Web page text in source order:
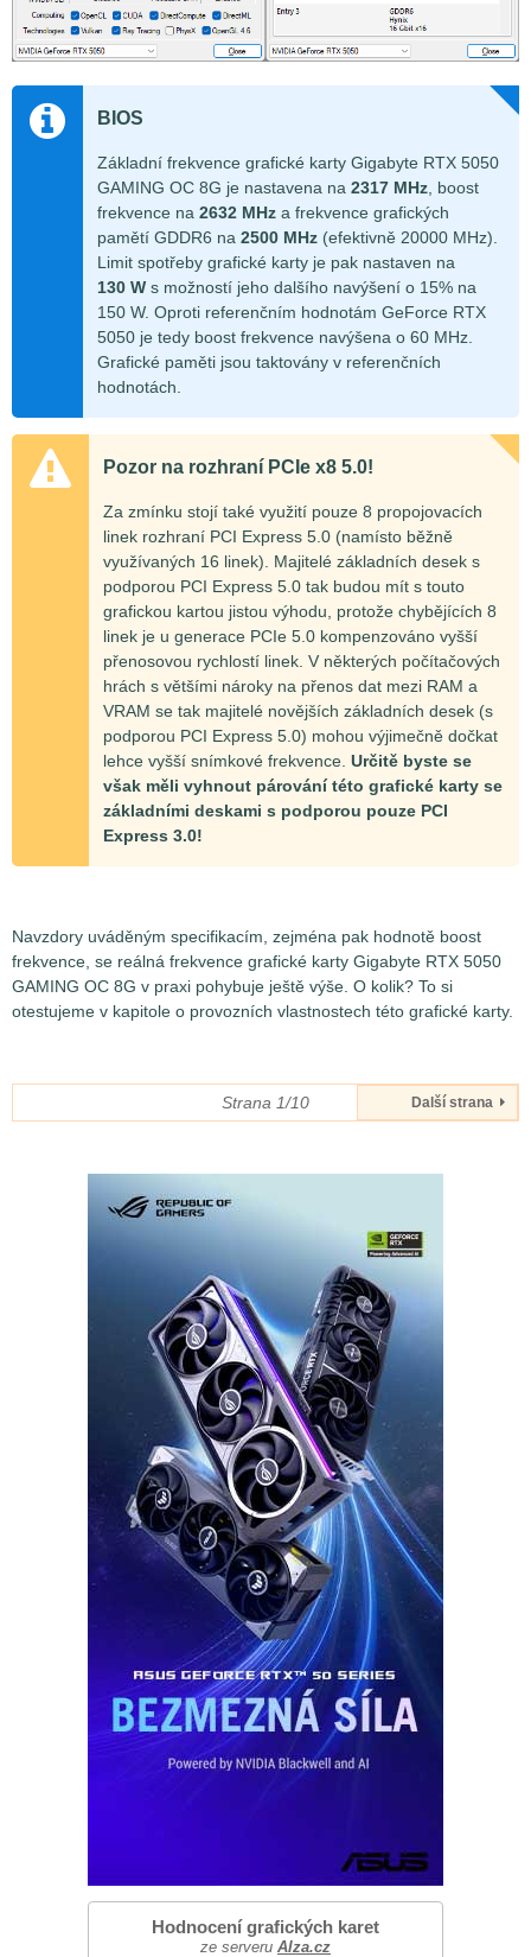
BIOS
Základní frekvence grafické karty Gigabyte RTX 5050
GAMING OC 8G je nastavena na 2317 MHz , boost
frekvence na 2632 MHz a frekvence grafických
pamětí GDDR6 na 2500 MHz (efektivně 20000 MHz).
Limit spotřeby grafické karty je pak nastaven na
130 W s možností jeho dalšího navýšení o 15% na
150 W. Oproti referenčním hodnotám GeForce RTX
5050 je tedy boost frekvence navýšena o 60 MHz.
Grafické paměti jsou taktovány v referenčních
hodnotách.
Pozor na rozhraní PCIe x8 5.0!
Za zmínku stojí také využití pouze 8 propojovacích
linek rozhraní PCI Express 5.0 (namísto běžně
využívaných 16 linek). Majitelé základních desek s
podporou PCI Express 5.0 tak budou mít s touto
grafickou kartou jistou výhodu, protože chybějících 8
linek je u generace PCIe 5.0 kompenzováno vyšší
přenosovou rychlostí linek. V některých počítačových
hrách s většími nároky na přenos dat mezi RAM a
VRAM se tak majitelé novějších základních desek (s
podporou PCI Express 5.0) mohou výjimečně dočkat
lehce vyšší snímkové frekvence. Určitě byste se
však měli vyhnout párování této grafické karty se
základními deskami s podporou pouze PCI
Express 3.0!
Navzdory uváděným specifikacím, zejména pak hodnotě boost
frekvence, se reálná frekvence grafické karty Gigabyte RTX 5050
GAMING OC 8G v praxi pohybuje ještě výše. O kolik? To si
otestujeme v kapitole o provozních vlastnostech této grafické karty.
Strana 1/10 Další strana
Hodnocení grafických karet
ze serveru Alza.cz